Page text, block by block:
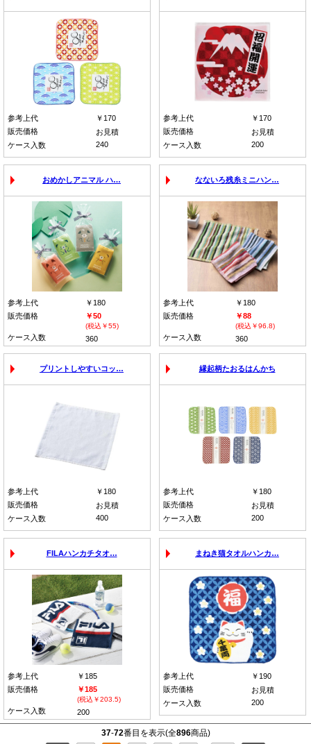
参考上代
￥170
販売価格
お見積
ケース入数
240
参考上代
￥170
販売価格
お見積
ケース入数
200
おめかしアニマル ハ…
参考上代
￥180
販売価格
￥50
(税込￥55)
ケース入数 360
なないろ残糸ミニハン…
参考上代
￥180
販売価格
￥88
(税込￥96.8)
ケース入数 360
プリントしやすいコッ…
参考上代
￥180
販売価格
お見積
ケース入数
400
縁起柄たおるはんかち
参考上代
￥180
販売価格
お見積
ケース入数
200
FILAハンカチタオ…
参考上代
￥185
販売価格
￥185
(税込￥203.5)
ケース入数 200
まねき猫タオルハンカ…
参考上代
￥190
販売価格
お見積
ケース入数
200
37-72番目を表示(全896商品)